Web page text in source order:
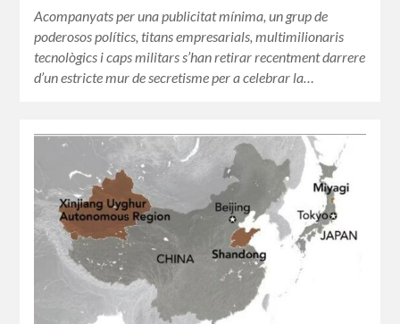
Acompanyats per una publicitat mínima, un grup de
poderosos polítics, titans empresarials, multimilionaris
tecnològics i caps militars s’han retirar recentment darrere
d’un estricte mur de secretisme per a celebrar la…